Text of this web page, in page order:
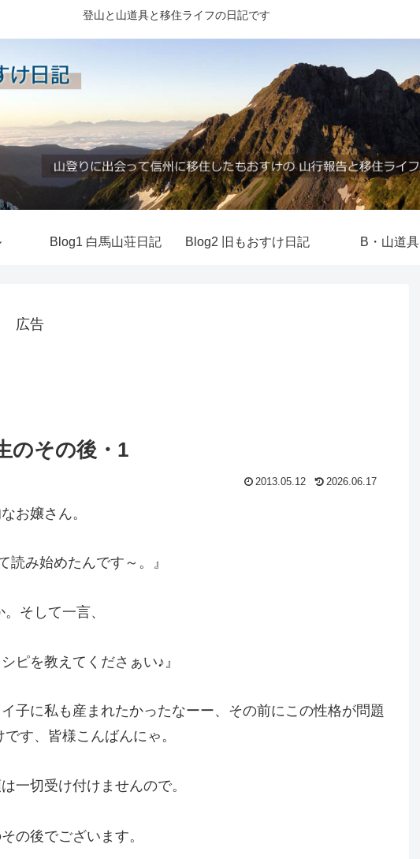
登山と山道具と移住ライフの日記です
Blog1 白馬山荘日記 Blog2 旧もおすけ日記 B・山道具
広告
のその後・1
2013.05.12 2026.06.17
お嬢さん。
読み始めたんです～。』
そして一言、
ピを教えてくださぁい♪』
子に私も産まれたかったなーー、その前にこの性格が問題
す、皆様こんばんにゃ。
一切受け付けませんので。
の後でございます。